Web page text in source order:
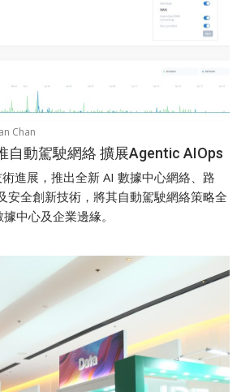
Chan
自動駕駛網絡 擴展Agentic AIOps
進展，推出全新 AI 數據中心網絡、路
安全創新技術，將其自動駕駛網絡策略全
中心及企業邊緣。